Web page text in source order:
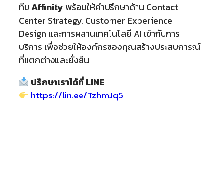
ทีมAffinity พร้อมให้คำปรึกษาด้าน Contact
Center Strategy, Customer Experience
Design และการผสานเทคโนโลยี AI เข้ากับการ
บริการ เพื่อช่วยให้องค์กรของคุณสร้างประสบการณ์
ที่แตกต่างและยั่งยืน
ปรึกษาเราได้ที่ LINE
https://lin.ee/TzhmJq5